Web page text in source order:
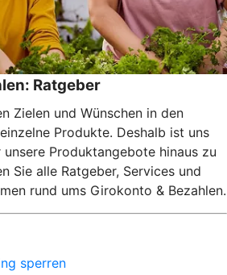
Ratgeber
Zielen und Wünschen in den
Produkte. Deshalb ist uns
Produktangebote hinaus zu
Sie alle Ratgeber, Services und
rund ums Girokonto & Bezahlen.
sperren